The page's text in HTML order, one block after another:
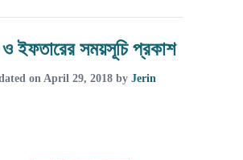
ও ইফতারের সময়সূচি প্রকাশ
on April 29, 2018 by Jerin